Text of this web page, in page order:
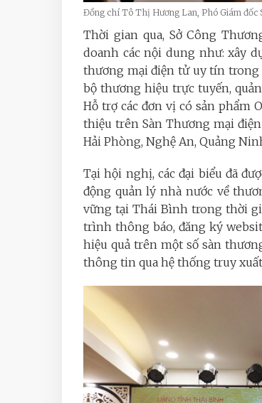
Đồng chí Tô Thị Hương Lan, Phó Giám đốc
Thời gian qua, Sở Công
doanh các nội dung như: xây
thương mại điện tử uy tín trong
bộ thương hiệu trực tuyến,
Hỗ trợ các đơn vị có sản phẩm
thiệu trên Sàn Thương mại
Hải Phòng, Nghệ An, Quảng
Tại hội nghị, các đại biểu đã
động quản lý nhà nước về
vững tại Thái Bình trong thời
trình thông báo, đăng ký
hiệu quả trên một số sàn
thông tin qua hệ thống truy xuất